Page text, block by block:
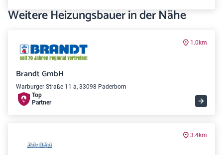
Weitere Heizungsbauer in der Nähe
1.0km
Brandt GmbH
Warburger Straße 11 a, 33098 Paderborn
Top
Partner
3.4km